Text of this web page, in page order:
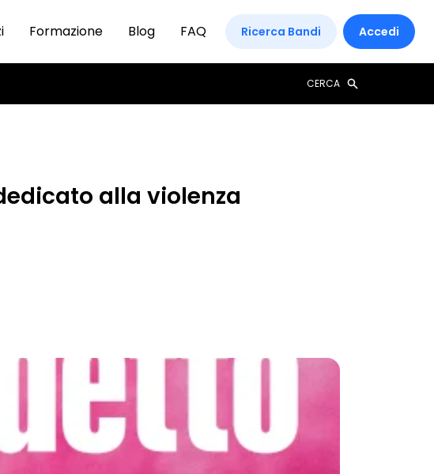
Formazione Blog FAQ Ricerca Bandi Accedi
CERCA
dedicato alla violenza